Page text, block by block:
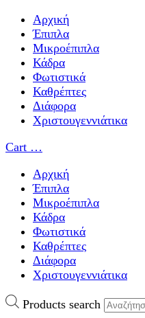
Αρχική
Έπιπλα
Μικροέπιπλα
Κάδρα
Φωτιστικά
Καθρέπτες
Διάφορα
Χριστουγεννιάτικα
Cart …
Αρχική
Έπιπλα
Μικροέπιπλα
Κάδρα
Φωτιστικά
Καθρέπτες
Διάφορα
Χριστουγεννιάτικα
Products search